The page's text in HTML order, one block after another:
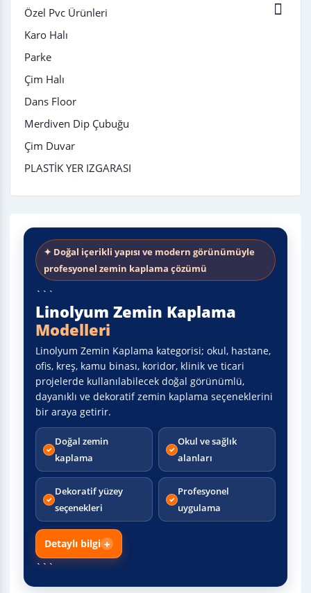
Özel Pvc Ürünleri 
Karo Halı
Parke
Çim Halı
Dans Floor
Merdiven Dip Çubuğu
Çim Duvar
PLASTİK YER IZGARASI
✦ Doğal içerikli yapısı ve modern görünümüyle
profesyonel zemin kaplama çözümü
```
Linolyum Zemin Kaplama
Modelleri
Linolyum Zemin Kaplama kategorisi; okul, hastane,
ofis, kreş, kamu binası, koridor, klinik ve ticari
projelerde kullanılabilecek doğal görünümlü,
dayanıklı ve dekoratif zemin kaplama seçeneklerini
bir araya getirir.
Doğal zemin
kaplama
Okul ve sağlık
alanları
Dekoratif yüzey
seçenekleri
Profesyonel
uygulama
Detaylı bilgi
```